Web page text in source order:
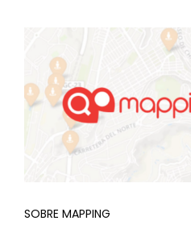
SOBRE MAPPING